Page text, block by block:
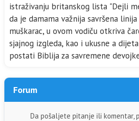
istraživanju britanskog lista "Dejli
da je damama važnija savršena
muškarac, u ovom vodiču otkriva
sjajnog izgleda, kao i ukusne a
postati Biblija za savremene
Forum
Da pošaljete pitanje ili komentar,